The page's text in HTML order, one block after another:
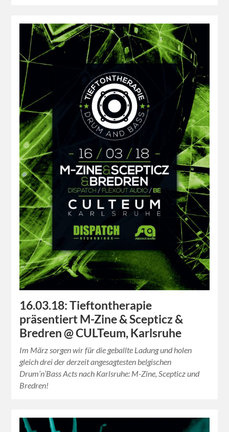
16.03.18: Tieftontherapie
präsentiert M-Zine & Scepticz &
Bredren @ CULTeum, Karlsruhe
Im März sorgen wir für die geballte Ladung und holen
gleich drei der derzeit angesagtesten belgischen
Drum’n’Bass Acts nach Karlsruhe: M-Zine, Scepticz und
Bredren!